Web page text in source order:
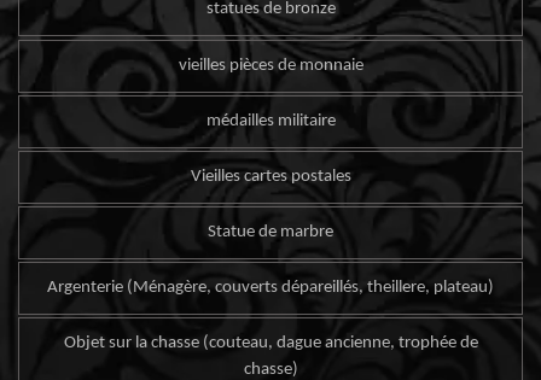
statues de bronze
vieilles pièces de monnaie
médailles militaire
Vieilles cartes postales
Statue de marbre
Argenterie (Ménagère, couverts dépareillés, theillere, plateau)
Objet sur la chasse (couteau, dague ancienne, trophée de
chasse)